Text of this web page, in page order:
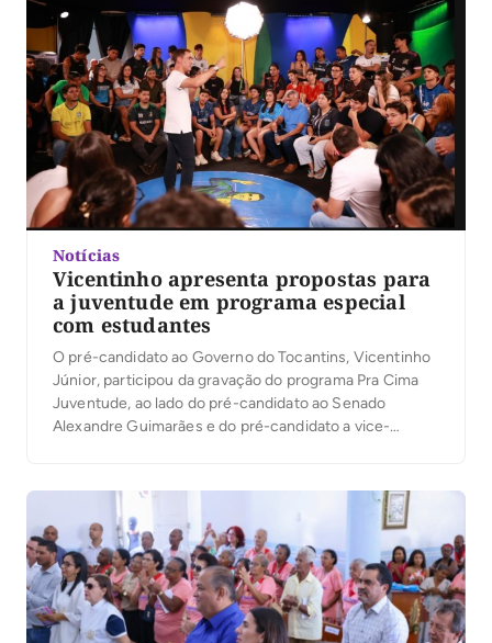
Luxemburgo ao Senado Federal. […]
Notícias
Vicentinho apresenta propostas para
a juventude em programa especial
com estudantes
O pré-candidato ao Governo do Tocantins, Vicentinho
Júnior, participou da gravação do programa Pra Cima
Juventude, ao lado do pré-candidato ao Senado
Alexandre Guimarães e do pré-candidato a vice-
diversas instituições de ensino superior em um
formato inovador, marcado pelo diálogo direto […]